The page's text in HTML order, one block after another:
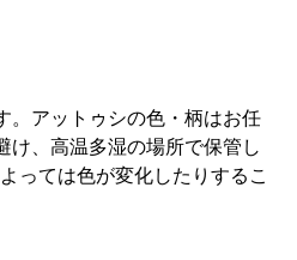
。アットゥシの色・柄はお任
け、高温多湿の場所で保管し
っては色が変化したりするこ